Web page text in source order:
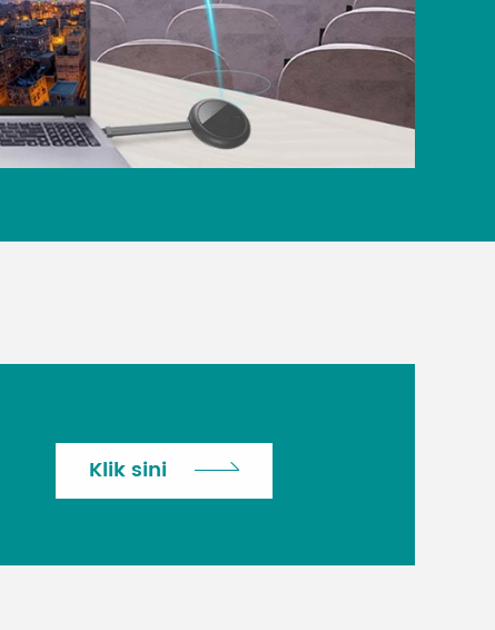
Klik sini